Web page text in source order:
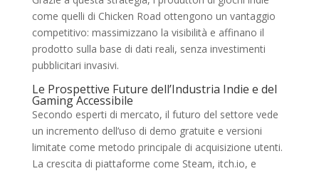
come quelli di Chicken Road ottengono un vantaggio
competitivo: massimizzano la visibilità e affinano il
prodotto sulla base di dati reali, senza investimenti
pubblicitari invasivi.
Le Prospettive Future dell’Industria Indie e del
Gaming Accessibile
Secondo esperti di mercato, il futuro del settore vede
un incremento dell’uso di demo gratuite e versioni
limitate come metodo principale di acquisizione utenti.
La crescita di piattaforme come Steam, itch.io, e